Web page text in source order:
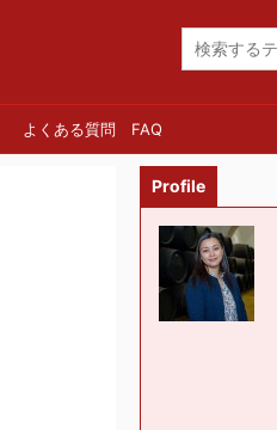
よくある質問 FAQ
Profile